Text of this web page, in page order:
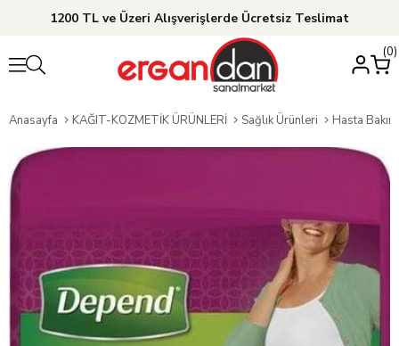
1200 TL ve Üzeri Alışverişlerde Ücretsiz Teslimat
0
Anasayfa KAĞIT-KOZMETİK ÜRÜNLERİ Sağlık Ürünleri Hasta